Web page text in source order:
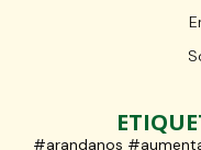
#arandanos